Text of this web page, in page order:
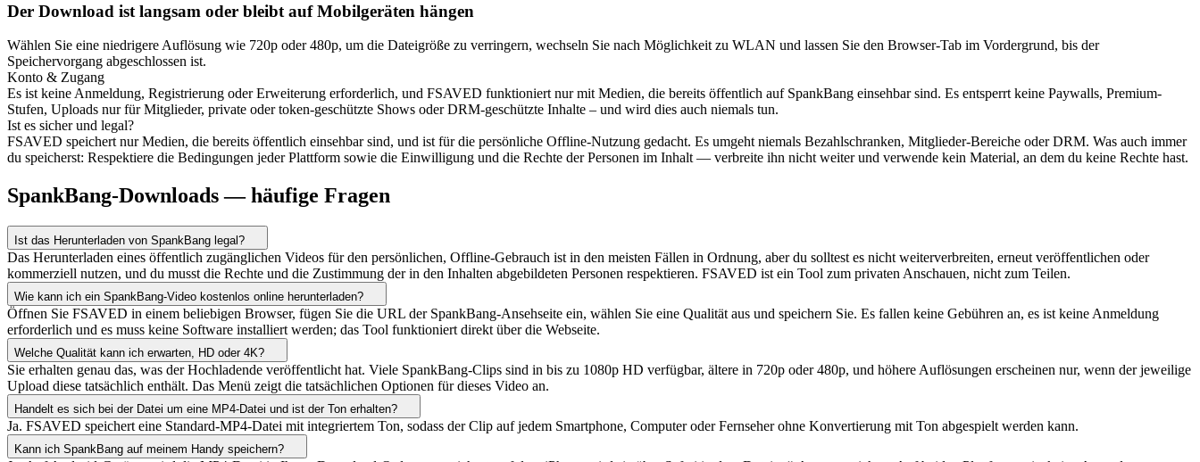
Der Download ist langsam oder bleibt auf Mobilgeräten hängen
Wählen Sie eine niedrigere Auflösung wie 720p oder 480p, um die Dateigröße zu verringern, wechseln Sie nach Möglichkeit zu WLAN und lassen Sie den Browser-Tab im Vordergrund, bis der
Speichervorgang abgeschlossen ist.
Konto & Zugang
Es ist keine Anmeldung, Registrierung oder Erweiterung erforderlich, und FSAVED funktioniert nur mit Medien, die bereits öffentlich auf SpankBang einsehbar sind. Es entsperrt keine Paywalls, Premium-
Stufen, Uploads nur für Mitglieder, private oder token-geschützte Shows oder DRM-geschützte Inhalte – und wird dies auch niemals tun.
Ist es sicher und legal?
FSAVED speichert nur Medien, die bereits öffentlich einsehbar sind, und ist für die persönliche Offline-Nutzung gedacht. Es umgeht niemals Bezahlschranken, Mitglieder-Bereiche oder DRM. Was auch immer
du speicherst: Respektiere die Bedingungen jeder Plattform sowie die Einwilligung und die Rechte der Personen im Inhalt — verbreite ihn nicht weiter und verwende kein Material, an dem du keine Rechte hast.
SpankBang-Downloads — häufige Fragen
Ist das Herunterladen von SpankBang legal?
Das Herunterladen eines öffentlich zugänglichen Videos für den persönlichen, Offline-Gebrauch ist in den meisten Fällen in Ordnung, aber du solltest es nicht weiterverbreiten, erneut veröffentlichen oder
kommerziell nutzen, und du musst die Rechte und die Zustimmung der in den Inhalten abgebildeten Personen respektieren. FSAVED ist ein Tool zum privaten Anschauen, nicht zum Teilen.
Wie kann ich ein SpankBang-Video kostenlos online herunterladen?
Öffnen Sie FSAVED in einem beliebigen Browser, fügen Sie die URL der SpankBang-Ansehseite ein, wählen Sie eine Qualität aus und speichern Sie. Es fallen keine Gebühren an, es ist keine Anmeldung
erforderlich und es muss keine Software installiert werden; das Tool funktioniert direkt über die Webseite.
Welche Qualität kann ich erwarten, HD oder 4K?
Sie erhalten genau das, was der Hochladende veröffentlicht hat. Viele SpankBang-Clips sind in bis zu 1080p HD verfügbar, ältere in 720p oder 480p, und höhere Auflösungen erscheinen nur, wenn der jeweilige
Upload diese tatsächlich enthält. Das Menü zeigt die tatsächlichen Optionen für dieses Video an.
Handelt es sich bei der Datei um eine MP4-Datei und ist der Ton erhalten?
Ja. FSAVED speichert eine Standard-MP4-Datei mit integriertem Ton, sodass der Clip auf jedem Smartphone, Computer oder Fernseher ohne Konvertierung mit Ton abgespielt werden kann.
Kann ich SpankBang auf meinem Handy speichern?